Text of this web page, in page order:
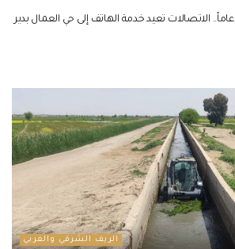
بعد انقطاع 14 عاماً.. الاتصالات تعيد خدمة الهاتف إلى حي العمال بدير
الريف الشرقي والغربي